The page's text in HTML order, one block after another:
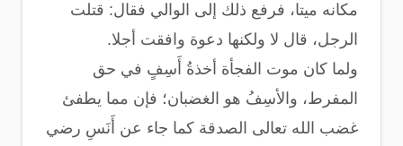
مكانه ميتا، فرفع ذلك إلى الوالي فقال: قتلت
الرجل، قال لا ولكنها دعوة وافقت أجلا.
ولما كان موت الفجأة أخذةُ أَسِفٍ في حق
المفرط، والأسِفُ هو الغضبان؛ فإن مما يطفئ
غضب الله تعالى الصدقة كما جاء عن أَنَسِ رضي